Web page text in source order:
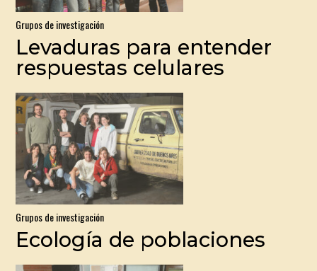
Grupos de investigación
Levaduras para entender
respuestas celulares
Grupos de investigación
Ecología de poblaciones